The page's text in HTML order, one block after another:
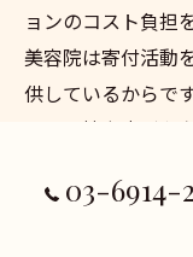
ョンのコスト負担
美容院は寄付活動
供しているからで
アにも協力店が
イントとなります
イトやヘアドネー
クし、条件を満た
03-6914-